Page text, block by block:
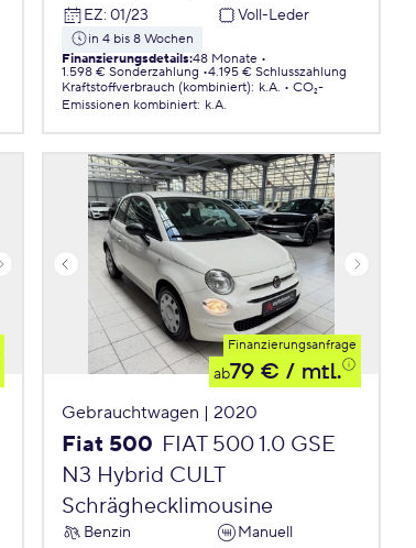
EZ: 01/23 Voll-Leder
in 4 bis 8 Wochen
Finanzierungsdetails:48 Monate
1.598 € Sonderzahlung 4.195 € Schlusszahlung
Kraftstoffverbrauch (kombiniert): k.A.
CO₂-
Emissionen kombiniert: k.A.
Finanzierungsanfrage
ab79 € / mtl.
Gebrauchtwagen | 2020
Fiat 500 FIAT 500 1.0 GSE
N3 Hybrid CULT
Schräghecklimousine
Benzin Manuell